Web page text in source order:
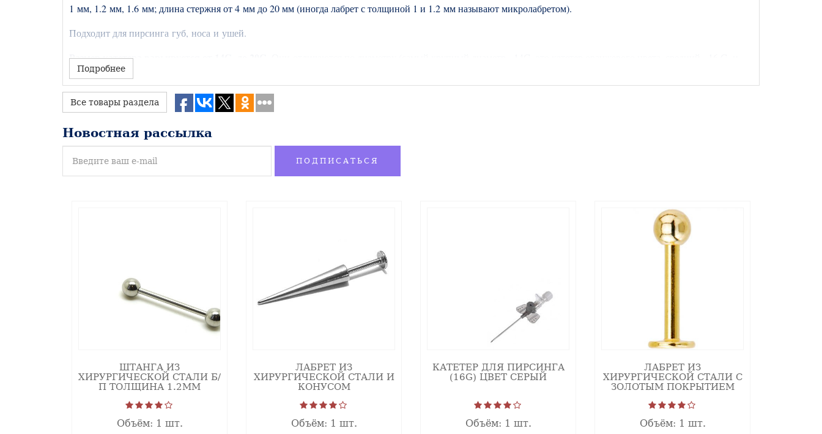
1 мм, 1.2 мм, 1.6 мм; длина стержня от 4 мм до 20 мм (иногда лабрет с толщиной 1 и 1.2 мм называют микролабретом).
Подходит для пирсинга губ, носа и ушей.
Размер катетера варьируется от 14G до 20G.
самый тоненький - 18 G).
Обучающийвебинар
Подробнее
Все товары раздела
Новостная рассылка
ПОДПИСАТЬСЯ
ШТАНГА ИЗ
ХИРУРГИЧЕСКОЙ СТАЛИ Б/
П ТОЛЩИНА 1.2ММ
Объём: 1 шт.
ЛАБРЕТ ИЗ
ХИРУРГИЧЕСКОЙ СТАЛИ И
КОНУСОМ
Объём: 1 шт.
КАТЕТЕР ДЛЯ ПИРСИНГА
(16G) ЦВЕТ СЕРЫЙ
Объём: 1 шт.
ЛАБРЕТ ИЗ
ХИРУРГИЧЕСКОЙ СТАЛИ С
ЗОЛОТЫМ ПОКРЫТИЕМ
Объём: 1 шт.